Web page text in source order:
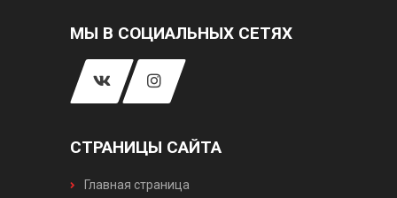
МЫ В СОЦИАЛЬНЫХ СЕТЯХ
СТРАНИЦЫ САЙТА
Главная страница